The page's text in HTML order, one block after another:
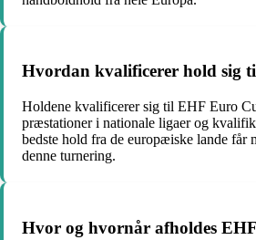
Hvordan kvalificerer hold sig
Holdene kvalificerer sig til EHF Euro
præstationer i nationale ligaer og
bedste hold fra de europæiske lande får
denne turnering.
Hvor og hvornår afholdes